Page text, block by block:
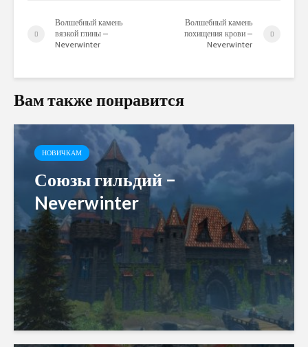
Волшебный камень
вязкой глины –
Neverwinter
Волшебный камень
похищения крови –
Neverwinter
Вам также понравится
НОВИЧКАМ
Союзы гильдий –
Neverwinter